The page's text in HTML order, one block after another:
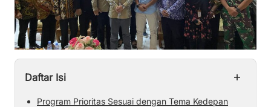
Daftar Isi +
Program Prioritas Sesuai dengan Tema Kedepan